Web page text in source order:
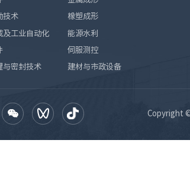
技术
及工业自动化
与密封技术
橡塑成形
能源水利
伺服测控
建材与市政设备
Copyright